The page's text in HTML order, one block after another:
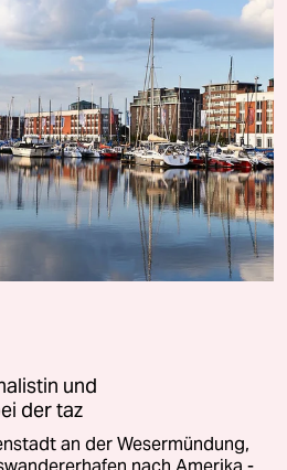
und
der taz
an der Wesermündung,
nach Amerika -